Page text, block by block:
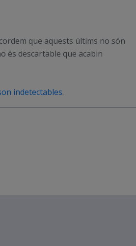
que aquests últims no són
és descartable que acabin
indetectables.